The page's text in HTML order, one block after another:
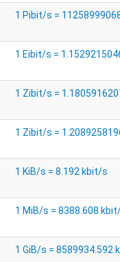
1 Pibit/s =
1 Eibit/s =
1 Zibit/s =
1 Zibit/s =
1 KiB/s = 8.192 kbit/s
1 MiB/s = 8388.608
1 GiB/s = 8589934.592